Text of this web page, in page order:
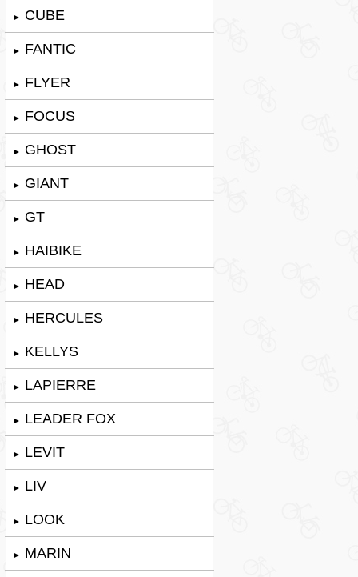
► CUBE
► FANTIC
► FLYER
► FOCUS
► GHOST
► GIANT
► GT
► HAIBIKE
► HEAD
► HERCULES
► KELLYS
► LAPIERRE
► LEADER FOX
► LEVIT
► LIV
► LOOK
► MARIN